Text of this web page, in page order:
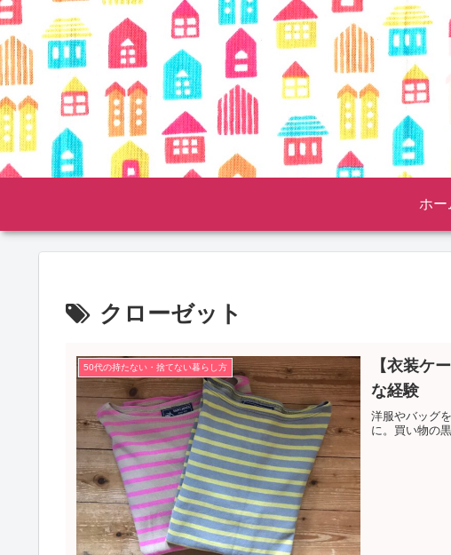
ホー
クローゼット
50代の持たない・捨てない暮らし方
【衣装ケ
な経験
洋服やバッグ
に。買い物の